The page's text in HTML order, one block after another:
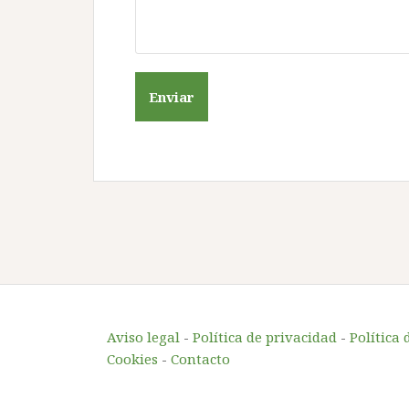
Aviso legal - Política de privacidad - Política
Cookies - Contacto